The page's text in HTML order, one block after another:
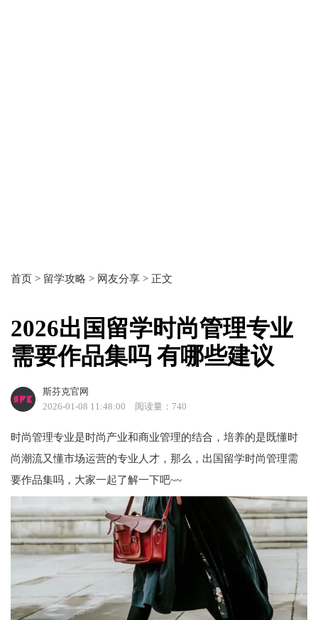
首页 > 留学攻略 > 网友分享 > 正文
2026出国留学时尚管理专业
需要作品集吗 有哪些建议
斯芬克官网
2026-01-08 11:48:00
阅读量：740
时尚管理专业是时尚产业和商业管理的结合，培养的是既懂时
尚潮流又懂市场运营的专业人才，那么，出国留学时尚管理需
要作品集吗，大家一起了解一下吧~~